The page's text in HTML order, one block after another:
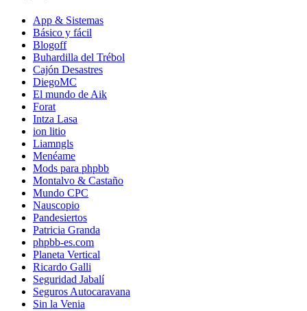
App & Sistemas
Básico y fácil
Blogoff
Buhardilla del Trébol
Cajón Desastres
DiegoMC
El mundo de Aik
Forat
Intza Lasa
ion litio
Liamngls
Menéame
Mods para phpbb
Montalvo & Castaño
Mundo CPC
Nauscopio
Pandesiertos
Patricia Granda
phpbb-es.com
Planeta Vertical
Ricardo Galli
Seguridad Jabalí
Seguros Autocaravana
Sin la Venia